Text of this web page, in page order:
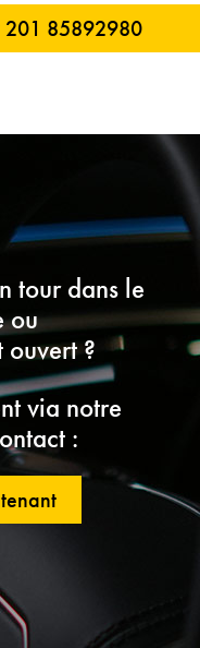
201 85892980
tour dans le
ou
?
via notre
: